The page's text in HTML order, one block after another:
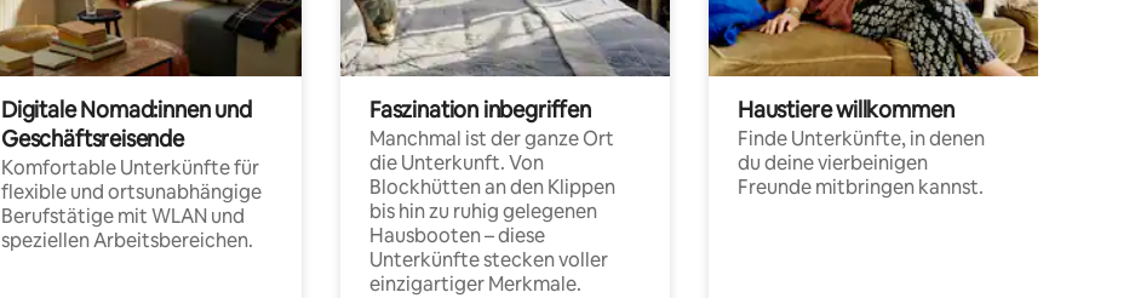
Digitale Nomad:innen und
Geschäftsreisende
Komfortable Unterkünfte für
flexible und ortsunabhängige
Berufstätige mit WLAN und
speziellen Arbeitsbereichen.
Faszination inbegriffen
Manchmal ist der ganze Ort
die Unterkunft. Von
Blockhütten an den Klippen
bis hin zu ruhig gelegenen
Hausbooten – diese
Unterkünfte stecken voller
einzigartiger Merkmale.
Haustiere willkommen
Finde Unterkünfte, in denen
du deine vierbeinigen
Freunde mitbringen kannst.